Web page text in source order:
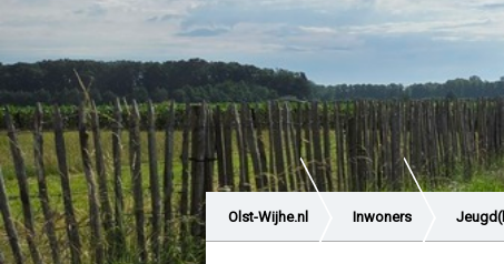
Olst-Wijhe.nl Inwoners